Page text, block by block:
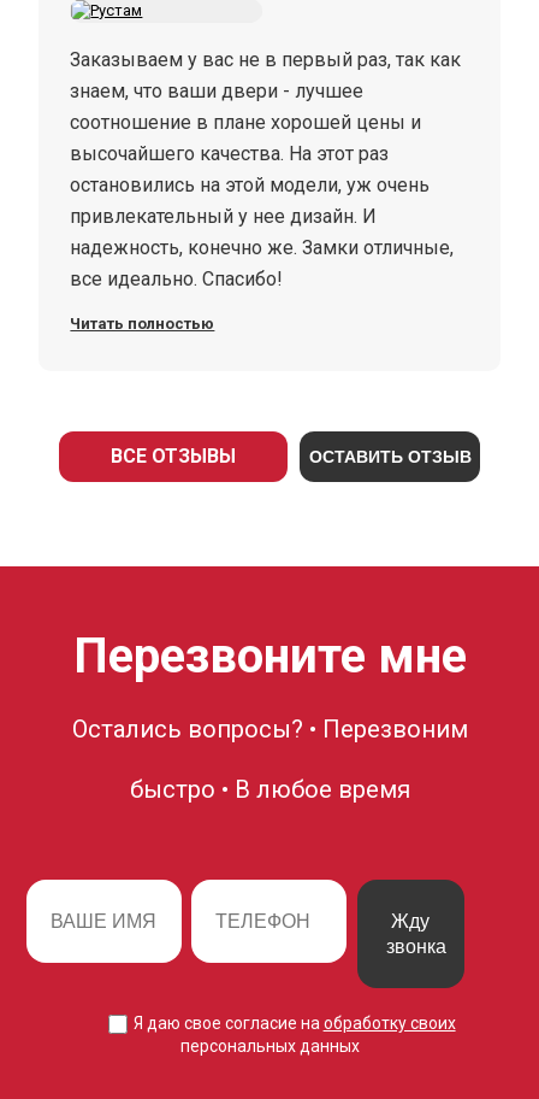
Заказываем у вас не в первый раз, так как
знаем, что ваши двери - лучшее
соотношение в плане хорошей цены и
высочайшего качества. На этот раз
остановились на этой модели, уж очень
привлекательный у нее дизайн. И
надежность, конечно же. Замки отличные,
все идеально. Спасибо!
Читать полностью
ВСЕ ОТЗЫВЫ ОСТАВИТЬ ОТЗЫВ
Перезвоните мне
Остались вопросы? • Перезвоним
быстро • В любое время
Жду
звонка
Я даю свое согласие на обработку своих
персональных данных